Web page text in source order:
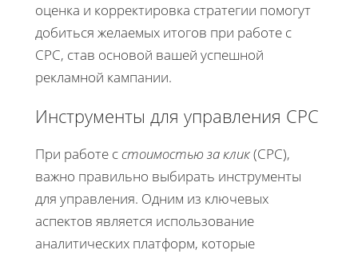
оценка и корректировка стратегии помогут
добиться желаемых итогов при работе с
CPC, став основой вашей успешной
рекламной кампании.
Инструменты для управления CPC
При работе сстоимостью за клик(CPC),
важно правильно выбирать инструменты
для управления. Одним из ключевых
аспектов является использование
аналитических платформ, которые